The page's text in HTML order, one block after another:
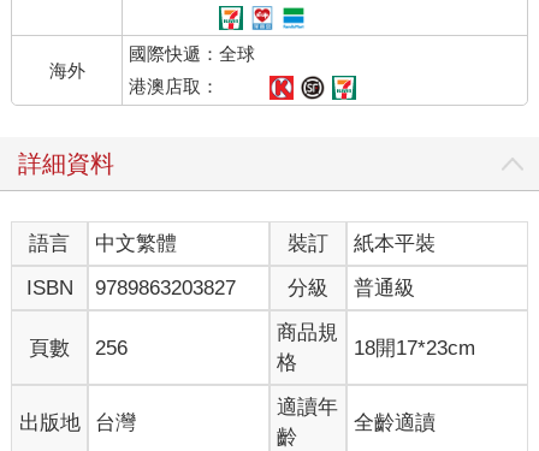
海外
國際快遞：全球
港澳店取：
詳細資料
語言 中文繁體 裝訂
紙本平裝
ISBN
9789863203827 分級 普通級
頁數 256
商品規
格
18開17*23cm
出版地 台灣
適讀年
齡
全齡適讀